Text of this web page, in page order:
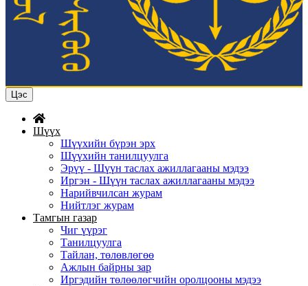
Цэс
Шүүх
Шүүхийн бүрэн эрх
Шүүхийн танилцуулга
Эрүү - Шүүн таслах ажиллагааны мэдээ
Иргэн - Шүүн таслах ажиллагааны мэдээ
Нарийвчилсан журам
Нийтлэг журам
Тамгын газар
Чиг үүрэг
Танилцуулга
Тайлан, төлөвлөгөө
Ажлын байрны зар
Иргэдийн төлөөлөгчийн оролцооны мэдээ